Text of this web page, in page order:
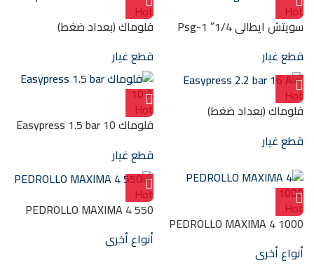
Hot
سويتش ايطالي 1/4″ Psg-1
قطع غيار
Hot
فلوماك (بعداد ضغط)
قطع غيار
Hot
فلوماك (بعداد ضغط)
قطع غيار
Hot
فلوماك Easypress 1.5 bar 10
قطع غيار
Hot
PEDROLLO MAXIMA 4 1000
أنواع أخرى
Hot
PEDROLLO MAXIMA 4 550
أنواع أخرى